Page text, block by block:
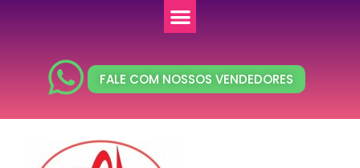
FALE COM NOSSOS VENDEDORES